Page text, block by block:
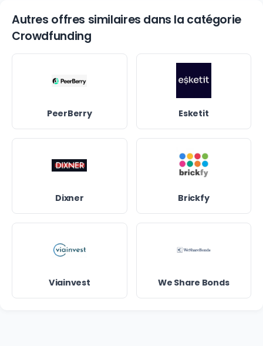
Autres offres similaires dans la catégorie
Crowdfunding
PeerBerry Esketit
Dixner Brickfy
Viainvest We Share Bonds